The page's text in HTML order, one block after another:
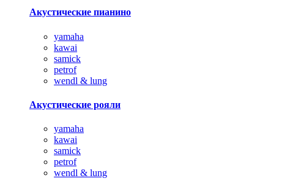
Акустические пианино
yamaha
kawai
samick
petrof
wendl & lung
Акустические рояли
yamaha
kawai
samick
petrof
wendl & lung